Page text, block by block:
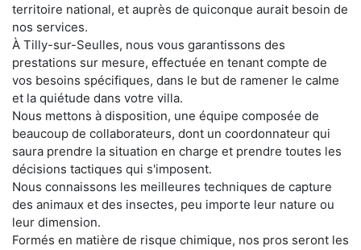
territoire national, et auprès de quiconque aurait besoin de
nos services.
À Tilly-sur-Seulles, nous vous garantissons des
prestations sur mesure, effectuée en tenant compte de
vos besoins spécifiques, dans le but de ramener le calme
et la quiétude dans votre villa.
Nous mettons à disposition, une équipe composée de
beaucoup de collaborateurs, dont un coordonnateur qui
saura prendre la situation en charge et prendre toutes les
décisions tactiques qui s'imposent.
Nous connaissons les meilleures techniques de capture
des animaux et des insectes, peu importe leur nature ou
leur dimension.
Formés en matière de risque chimique, nos pros seront les